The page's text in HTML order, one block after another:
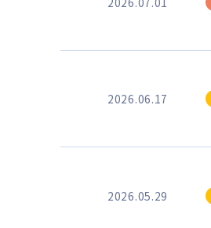
2026.06.17
2026.05.29